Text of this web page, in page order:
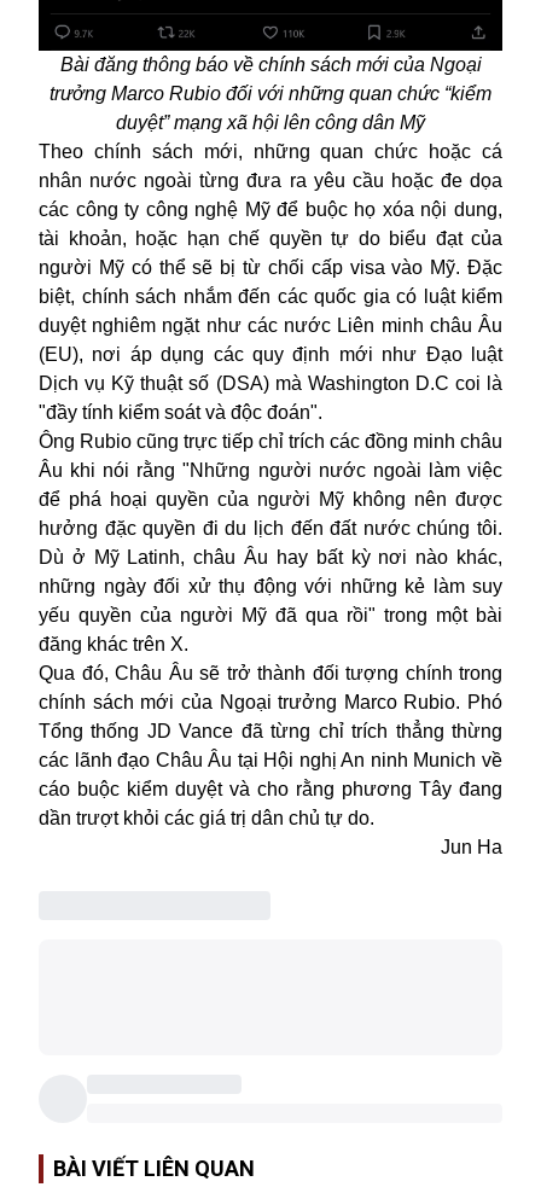
Bài đăng thông báo về chính sách mới của Ngoại
trưởng Marco Rubio đối với những quan chức “kiểm
duyệt” mạng xã hội lên công dân Mỹ
Theo chính sách mới, những quan chức hoặc cá
nhân nước ngoài từng đưa ra yêu cầu hoặc đe dọa
các công ty công nghệ Mỹ để buộc họ xóa nội dung,
tài khoản, hoặc hạn chế quyền tự do biểu đạt của
người Mỹ có thể sẽ bị từ chối cấp visa vào Mỹ. Đặc
biệt, chính sách nhắm đến các quốc gia có luật kiểm
duyệt nghiêm ngặt như các nước Liên minh châu Âu
(EU), nơi áp dụng các quy định mới như Đạo luật
Dịch vụ Kỹ thuật số (DSA) mà Washington D.C coi là
"đầy tính kiểm soát và độc đoán".
Ông Rubio cũng trực tiếp chỉ trích các đồng minh châu
Âu khi nói rằng "Những người nước ngoài làm việc
để phá hoại quyền của người Mỹ không nên được
hưởng đặc quyền đi du lịch đến đất nước chúng tôi.
Dù ở Mỹ Latinh, châu Âu hay bất kỳ nơi nào khác,
những ngày đối xử thụ động với những kẻ làm suy
yếu quyền của người Mỹ đã qua rồi" trong một bài
đăng khác trên X.
Qua đó, Châu Âu sẽ trở thành đối tượng chính trong
chính sách mới của Ngoại trưởng Marco Rubio. Phó
Tổng thống JD Vance đã từng chỉ trích thẳng thừng
các lãnh đạo Châu Âu tại Hội nghị An ninh Munich về
cáo buộc kiểm duyệt và cho rằng phương Tây đang
dần trượt khỏi các giá trị dân chủ tự do.
Jun Ha
BÀI VIẾT LIÊN QUAN